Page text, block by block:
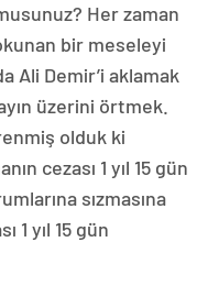
Her zaman
bir meseleyi
Ali Demir’i aklamak
üzerini örtmek.
olduk ki
cezası 1 yıl 15 gün
sızmasına
1 yıl 15 gün